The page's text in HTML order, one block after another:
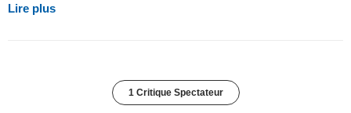
Lire plus
1 Critique Spectateur